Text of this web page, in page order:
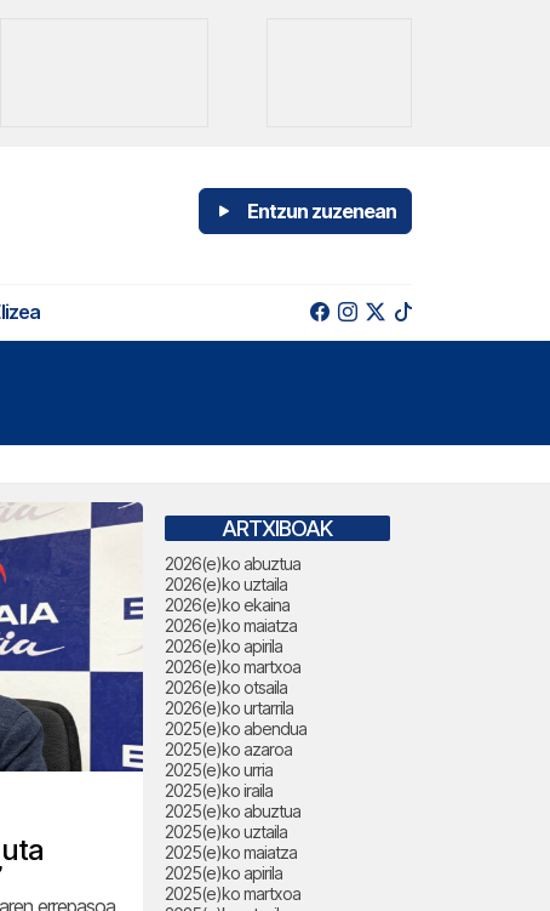
Entzun zuzenean
errepasoa
ARTXIBOAK
2026(e)ko abuztua
2026(e)ko uztaila
2026(e)ko ekaina
2026(e)ko maiatza
2026(e)ko apirila
2026(e)ko martxoa
2026(e)ko otsaila
2026(e)ko urtarrila
2025(e)ko abendua
2025(e)ko azaroa
2025(e)ko urria
2025(e)ko iraila
2025(e)ko abuztua
2025(e)ko uztaila
2025(e)ko maiatza
2025(e)ko apirila
2025(e)ko martxoa